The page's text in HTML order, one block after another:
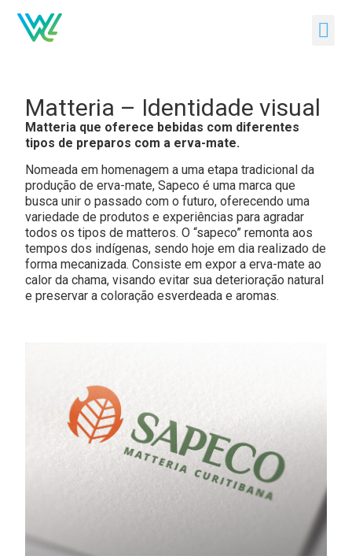
Matteria – Identidade visual
Matteria que oferece bebidas com diferentes
tipos de preparos com a erva-mate.
Nomeada em homenagem a uma etapa tradicional da
produção de erva-mate, Sapeco é uma marca que
busca unir o passado com o futuro, oferecendo uma
variedade de produtos e experiências para agradar
todos os tipos de matteros. O “sapeco” remonta aos
tempos dos indígenas, sendo hoje em dia realizado de
forma mecanizada. Consiste em expor a erva-mate ao
calor da chama, visando evitar sua deterioração natural
e preservar a coloração esverdeada e aromas.